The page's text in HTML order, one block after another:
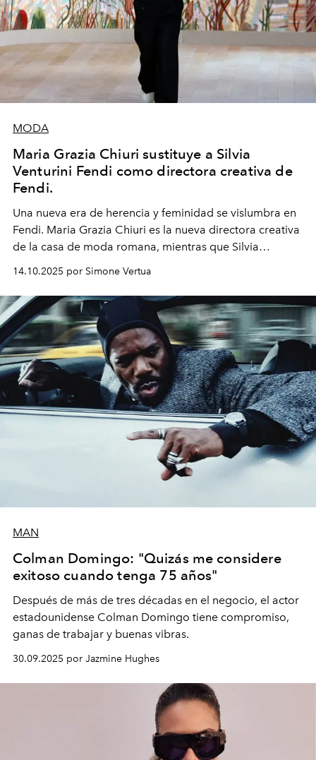
MODA
Maria Grazia Chiuri sustituye a Silvia
Venturini Fendi como directora creativa de
Fendi.
Una nueva era de herencia y feminidad se vislumbra en
Fendi. Maria Grazia Chiuri es la nueva directora creativa
de la casa de moda romana, mientras que Silvia
14.10.2025 por Simone Vertua
MAN
Colman Domingo: "Quizás me considere
exitoso cuando tenga 75 años"
Después de más de tres décadas en el negocio, el actor
estadounidense Colman Domingo tiene compromiso,
ganas de trabajar y buenas vibras.
30.09.2025 por Jazmine Hughes